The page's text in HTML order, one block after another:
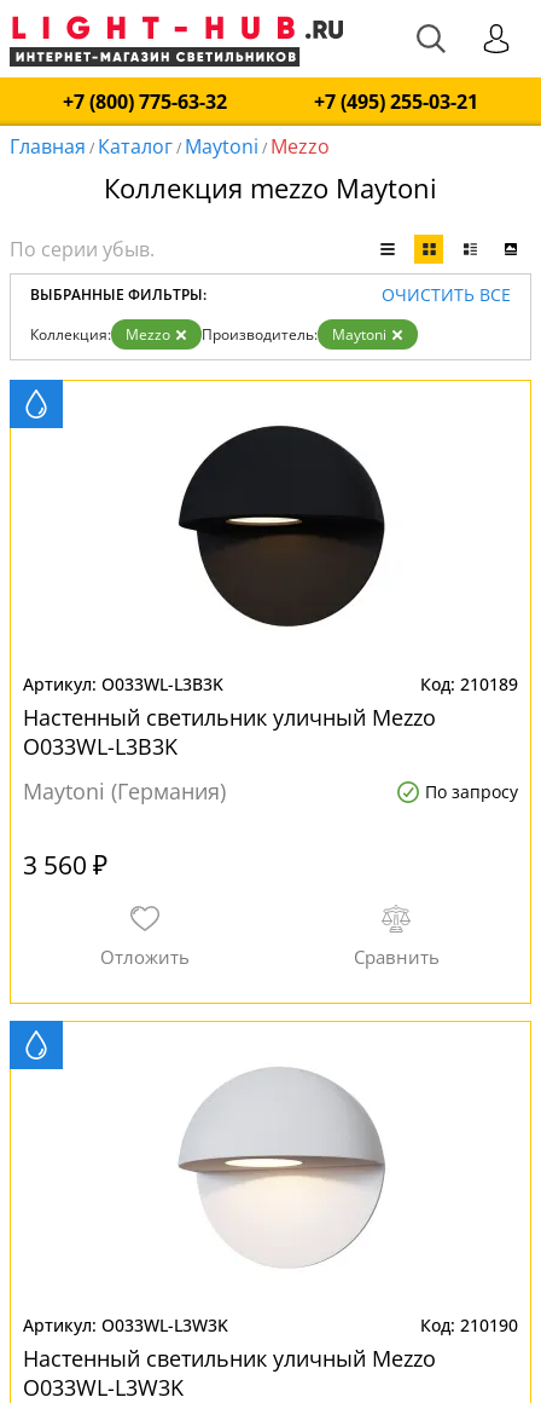
+7 (800) 775-63-32
+7 (495) 255-03-21
Главная / Каталог/ Maytoni / Mezzo
Коллекция mezzo Maytoni
ВЫБРАННЫЕ ФИЛЬТРЫ: ОЧИСТИТЬ ВСЕ
Коллекция: Mezzo Производитель: Maytoni
O033WL-L3B3K 210189
Настенный светильник уличный Mezzo
O033WL-L3B3K
Maytoni (Германия)
По запросу
3 560 ₽
O033WL-L3W3K 210190
Настенный светильник уличный Mezzo
O033WL-L3W3K